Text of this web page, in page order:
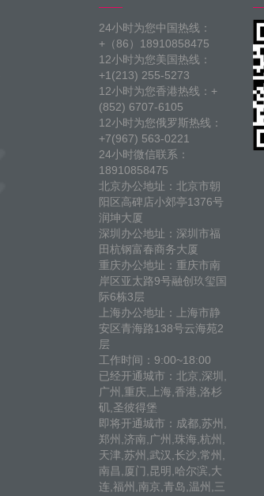
24小时为您中国热线：
+（86）18910858475
12小时为您美国热线：
+1(213) 255-5273
12小时为您香港热线：+
(852) 6707-6105
12小时为您俄罗斯热线：
+7(967) 563-0221
24小时微信联系：
18910858475
北京办公地址：北京市朝
阳区高碑店小郊亭1376号
润坤大厦
深圳办公地址：深圳市福
田杭钢富春商务大厦
重庆办公地址：重庆市南
岸区亚太路9号融创玖玺国
际6栋3层
上海办公地址：上海市静
安区青海路138号云海苑2
层
工作时间：9:00~18:00
已经开通城市：北京,深圳,
广州,重庆,上海,香港,洛杉
矶,圣彼得堡
即将开通城市：成都,苏州,
郑州,济南,广州,珠海,杭州,
天津,苏州,武汉,长沙,常州,
南昌,厦门,昆明,哈尔滨,大
连,福州,南京,青岛,温州,三